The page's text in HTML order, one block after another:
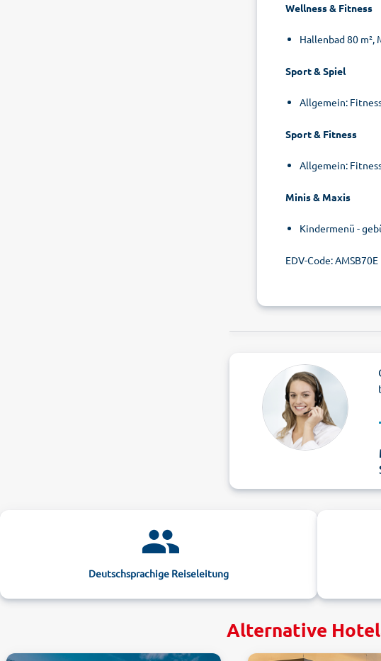
Wellness & Fitness
Hallenbad 80
Sport & Spiel
Allgemein:
Sport & Fitness
Allgemein:
Minis & Maxis
Kindermenü -
EDV-Code: AMSB70E
Deutschsprachige Reiseleitung
Alternative